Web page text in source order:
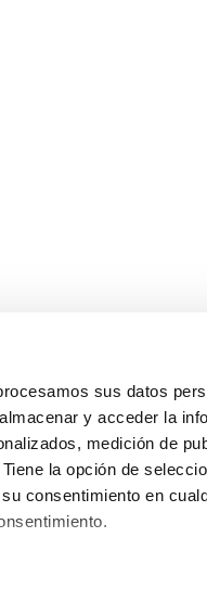
sus datos
y acceder la
medición de
la opción de
consentimiento en